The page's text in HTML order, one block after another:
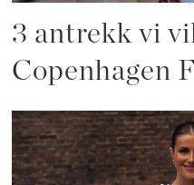
3 antrekk vi
Copenhagen